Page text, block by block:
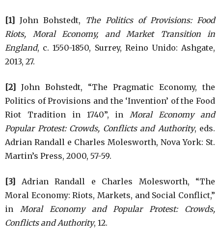
[1] John Bohstedt, The Politics of Provisions: Food
Riots, Moral Economy, and Market Transition in
England, c. 1550-1850, Surrey, Reino Unido: Ashgate,
2013, 27.
[2] John Bohstedt, “The Pragmatic Economy, the
Politics of Provisions and the ‘Invention’ of the Food
Riot Tradition in 1740”, in Moral Economy and
Popular Protest: Crowds, Conflicts and Authority, eds.
Adrian Randall e Charles Molesworth, Nova York: St.
Martin’s Press, 2000, 57-59.
[3] Adrian Randall e Charles Molesworth, “The
Moral Economy: Riots, Markets, and Social Conflict,”
in Moral Economy and Popular Protest: Crowds,
Conflicts and Authority, 12.